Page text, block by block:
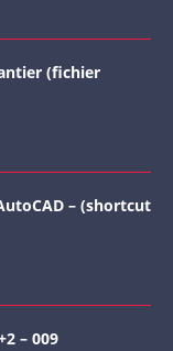
(fichier
– (shortcut
– 009